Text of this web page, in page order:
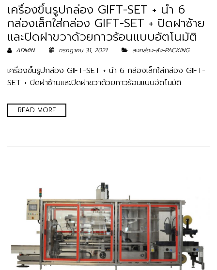
เครื่องขึ้นรูปกล่อง GIFT-SET + นำ 6
กล่องเล็กใส่กล่อง GIFT-SET + ปิดฝาซ้าย
และปิดฝาขวาด้วยกาวร้อนแบบอัตโนมัติ
ADMIN กรกฎาคม 31, 2021 ลงกล่อง-ลัง-PACKING
เครื่องขึ้นรูปกล่อง GIFT-SET + นำ 6 กล่องเล็กใส่กล่อง GIFT-
SET + ปิดฝาซ้ายและปิดฝาขวาด้วยกาวร้อนแบบอัตโนมัติ
READ MORE